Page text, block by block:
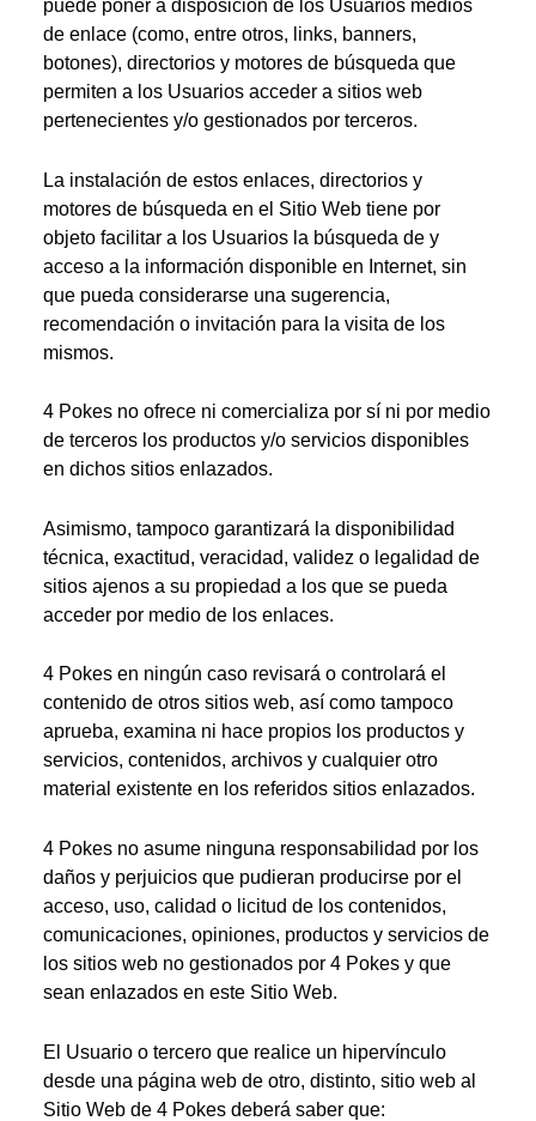
puede poner a disposición de los Usuarios medios
de enlace (como, entre otros, links, banners,
botones), directorios y motores de búsqueda que
permiten a los Usuarios acceder a sitios web
pertenecientes y/o gestionados por terceros.
La instalación de estos enlaces, directorios y
motores de búsqueda en el Sitio Web tiene por
objeto facilitar a los Usuarios la búsqueda de y
acceso a la información disponible en Internet, sin
que pueda considerarse una sugerencia,
recomendación o invitación para la visita de los
mismos.
4 Pokes no ofrece ni comercializa por sí ni por medio
de terceros los productos y/o servicios disponibles
en dichos sitios enlazados.
Asimismo, tampoco garantizará la disponibilidad
técnica, exactitud, veracidad, validez o legalidad de
sitios ajenos a su propiedad a los que se pueda
acceder por medio de los enlaces.
4 Pokes en ningún caso revisará o controlará el
contenido de otros sitios web, así como tampoco
aprueba, examina ni hace propios los productos y
servicios, contenidos, archivos y cualquier otro
material existente en los referidos sitios enlazados.
4 Pokes no asume ninguna responsabilidad por los
daños y perjuicios que pudieran producirse por el
acceso, uso, calidad o licitud de los contenidos,
comunicaciones, opiniones, productos y servicios de
los sitios web no gestionados por 4 Pokes y que
sean enlazados en este Sitio Web.
El Usuario o tercero que realice un hipervínculo
desde una página web de otro, distinto, sitio web al
Sitio Web de 4 Pokes deberá saber que: